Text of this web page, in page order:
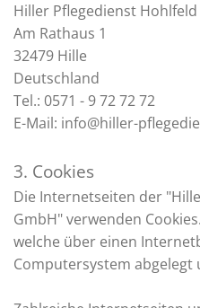
Hiller Pflegedienst
Am Rathaus 1
32479 Hille
Deutschland
Tel.: 0571 - 9 72 72 72
E-Mail: info@hiller-
3. Cookies
Die Internetseiten der
GmbH" verwenden
welche über einen
Computersystem abgelegt